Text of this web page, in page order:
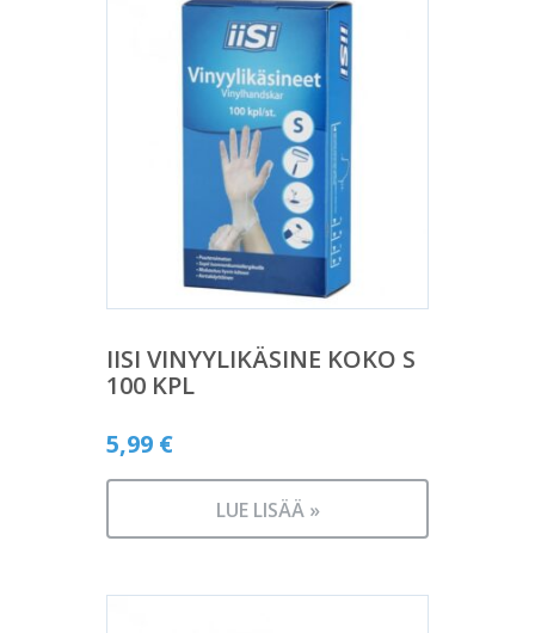
IISI VINYYLIKÄSINE KOKO S
100 KPL
5,99 €
LUE LISÄÄ »